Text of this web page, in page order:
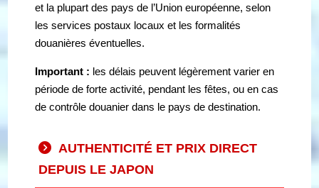
et la plupart des pays de l’Union européenne, selon
les services postaux locaux et les formalités
douanières éventuelles.
Important : les délais peuvent légèrement varier en
période de forte activité, pendant les fêtes, ou en cas
de contrôle douanier dans le pays de destination.
AUTHENTICITÉ ET PRIX DIRECT
DEPUIS LE JAPON